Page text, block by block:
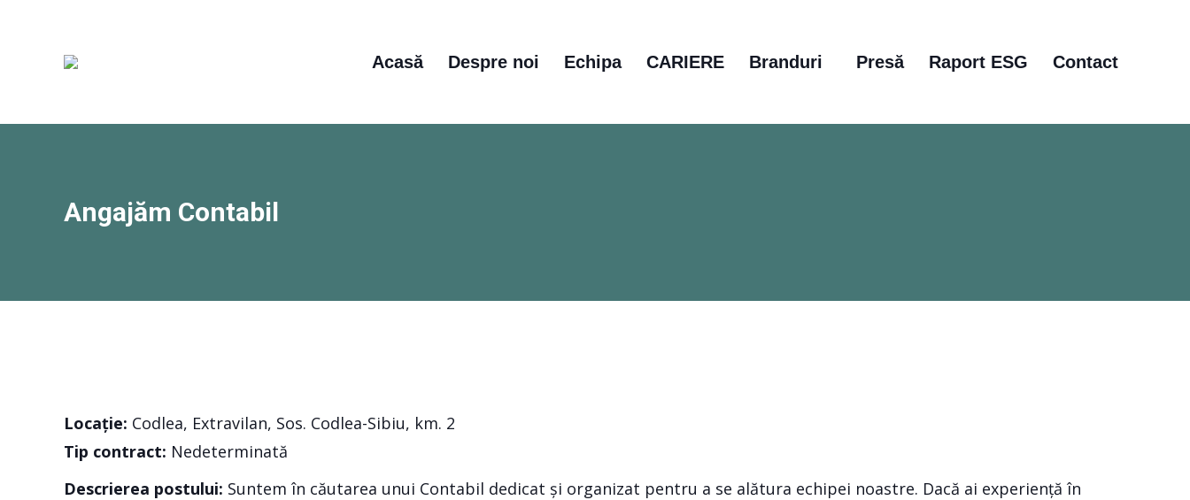
Acasă Despre noi Echipa CARIERE Branduri Presă Raport ESG Contact
Angajăm Contabil
Locație: Codlea, Extravilan, Sos. Codlea-Sibiu, km. 2
Tip contract: Nedeterminată
Descrierea postului: Suntem în căutarea unui Contabil dedicat și organizat pentru a se alătura echipei noastre. Dacă ai experiență în